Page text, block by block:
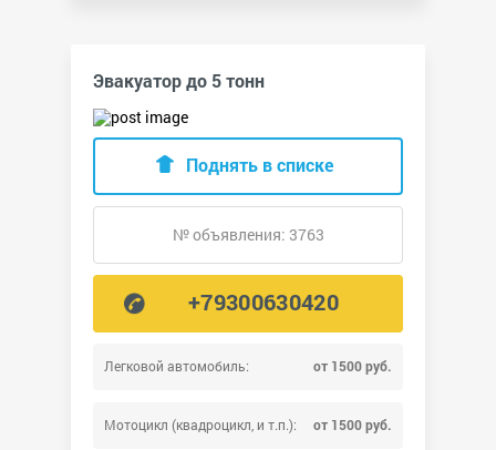
Эвакуатор до 5 тонн
Легковой автомобиль: от 1500 руб.
Мотоцикл (квадроцикл, и т.п.): от 1500 руб.
Поднять в списке
№ объявления: 3763
+79300630420